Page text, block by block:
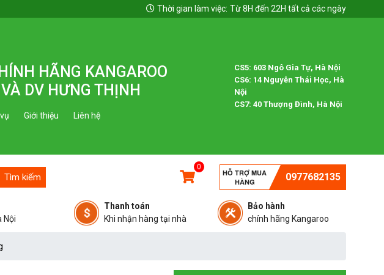
Thời gian làm việc: Từ 8H đến 22H tất cả các ngày
HÃNG KANGAROO
DV HƯNG THỊNH
Giới thiệu Liên hệ
CS5: 603 Ngô Gia Tự, Hà Nội
CS6: 14 Nguyễn Thái Học, Hà
Nội
CS7: 40 Thượng Đình, Hà Nội
Tìm kiếm
0
HỖ TRỢ MUA
HÀNG
0977682135
Nội
Thanh toán
Khi nhận hàng tại nhà
Bảo hành
chính hãng Kangaroo